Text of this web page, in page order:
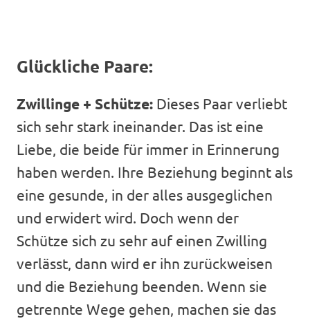
Glückliche Paare:
Zwillinge + Schütze: Dieses Paar verliebt
sich sehr stark ineinander. Das ist eine
Liebe, die beide für immer in Erinnerung
haben werden. Ihre Beziehung beginnt als
eine gesunde, in der alles ausgeglichen
und erwidert wird. Doch wenn der
Schütze sich zu sehr auf einen Zwilling
verlässt, dann wird er ihn zurückweisen
und die Beziehung beenden. Wenn sie
getrennte Wege gehen, machen sie das